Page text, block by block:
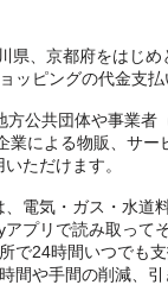
、京都府をはじ
ッピングの代金支
公共団体や事業者
業による物販、サ
ただけます。
電気・ガス・水道
プリで読み取って
で24時間いつでも
間や手間の削減、